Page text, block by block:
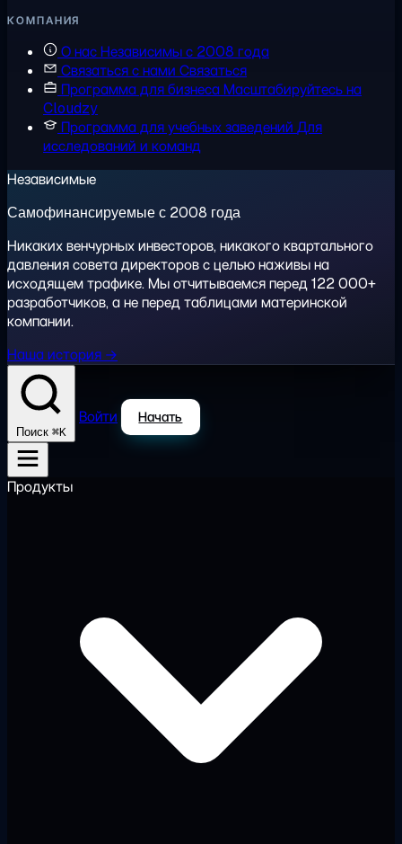
КОМПАНИЯ
О насНезависимы с 2008 года
Связаться с нами Связаться
Программа для бизнесаМасштабируйтесь на
Cloudzy
Программа для учебных заведений Для
исследований и команд
Независимые
Самофинансируемые с 2008 года
Никаких венчурных инвесторов, никакого квартального
давления совета директоров с целью наживы на
исходящем трафике. Мы отчитываемся перед 122 000+
разработчиков, а не перед таблицами материнской
компании.
Наша история →
Поиск ⌘K
Войти Начать
Продукты